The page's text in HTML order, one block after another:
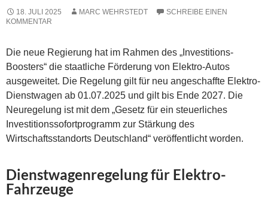
18. JULI 2025 MARC WEHRSTEDT
SCHREIBE EINEN
KOMMENTAR
Die neue Regierung hat im Rahmen des „Investitions-
Boosters“ die staatliche Förderung von Elektro-Autos
ausgeweitet. Die Regelung gilt für neu angeschaffte Elektro-
Dienstwagen ab 01.07.2025 und gilt bis Ende 2027. Die
Neuregelung ist mit dem „Gesetz für ein steuerliches
Investitionssofortprogramm zur Stärkung des
Wirtschaftsstandorts Deutschland“ veröffentlicht worden.
Dienstwagenregelung für Elektro-
Fahrzeuge